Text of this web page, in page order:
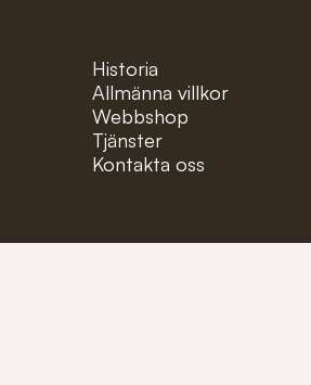
Historia
Allmänna villkor
Webbshop
Tjänster
Kontakta oss